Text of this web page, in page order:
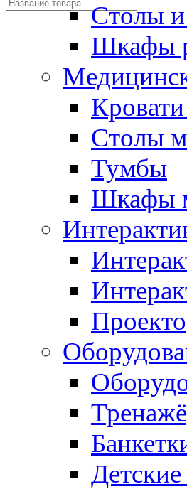
Столы
Шкафы
Столы
Тумбы
Шкафы